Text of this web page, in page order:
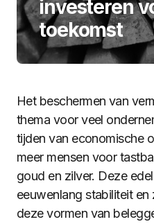
investeren
toekomst
Het beschermen van
thema voor veel
tijden van economische
meer mensen voor
goud en zilver. Deze
eeuwenlang stabiliteit
deze vormen van